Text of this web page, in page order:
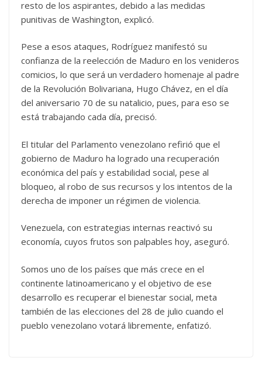
resto de los aspirantes, debido a las medidas
punitivas de Washington, explicó.
Pese a esos ataques, Rodríguez manifestó su
confianza de la reelección de Maduro en los venideros
comicios, lo que será un verdadero homenaje al padre
de la Revolución Bolivariana, Hugo Chávez, en el día
del aniversario 70 de su natalicio, pues, para eso se
está trabajando cada día, precisó.
El titular del Parlamento venezolano refirió que el
gobierno de Maduro ha logrado una recuperación
económica del país y estabilidad social, pese al
bloqueo, al robo de sus recursos y los intentos de la
derecha de imponer un régimen de violencia.
Venezuela, con estrategias internas reactivó su
economía, cuyos frutos son palpables hoy, aseguró.
Somos uno de los países que más crece en el
continente latinoamericano y el objetivo de ese
desarrollo es recuperar el bienestar social, meta
también de las elecciones del 28 de julio cuando el
pueblo venezolano votará libremente, enfatizó.